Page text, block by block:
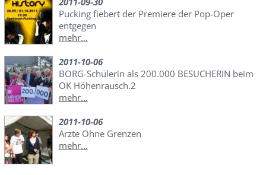
Pucking fiebert der Premiere der Pop-Oper
entgegen
mehr...
2011-10-06
BORG-Schülerin als 200.000 BESUCHERIN beim
OK Höhenrausch.2
mehr...
2011-10-06
Ärzte Ohne Grenzen
mehr...